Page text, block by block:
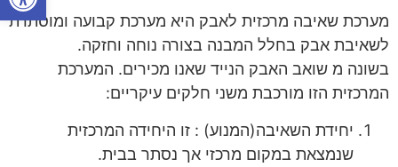
מערכת שאיבה מרכזית לאבק היא מערכת קבועה ומוסתרת
לשאיבת אבק בחלל המבנה בצורה נוחה וחזקה.
בשונה מ שואב האבק הנייד שאנו מכירים. המערכת
המרכזית הזו מורכבת משני חלקים עיקריים:
יחידת השאיבה(המנוע) : זו היחידה המרכזית
שנמצאת במקום מרכזי אך נסתר בבית.